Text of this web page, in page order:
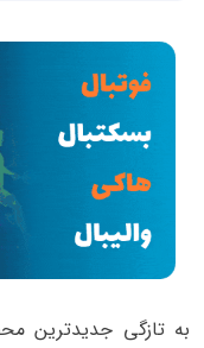
به تازگی جدیدترین